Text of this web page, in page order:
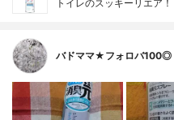
トイレのスッキーリエア！
バドママ★フォロバ100◎